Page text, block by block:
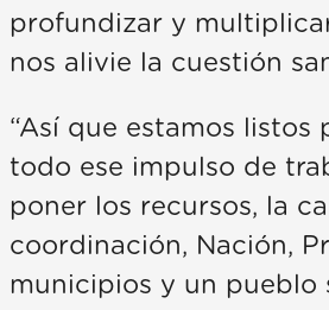
profundizar y
nos alivie la cuestión
“Así que estamos listos
todo ese impulso de
poner los recursos, la
coordinación, Nación,
municipios y un pueblo